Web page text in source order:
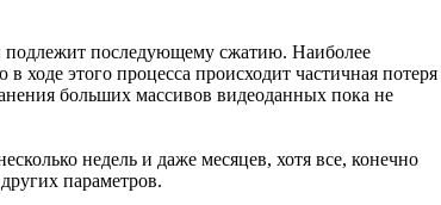
подлежит последующему сжатию. Наиболее
этого процесса происходит частичная потеря
больших массивов видеоданных пока не
недель и даже месяцев, хотя все, конечно
параметров.